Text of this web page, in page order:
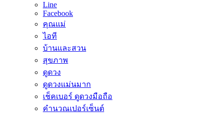
Line
Facebook
คุณแม่
ไอที
บ้านและสวน
สุขภาพ
ดูดวง
ดูดวงแม่นมาก
เช็คเบอร์ ดูดวงมือถือ
คำนวณเปอร์เซ็นต์